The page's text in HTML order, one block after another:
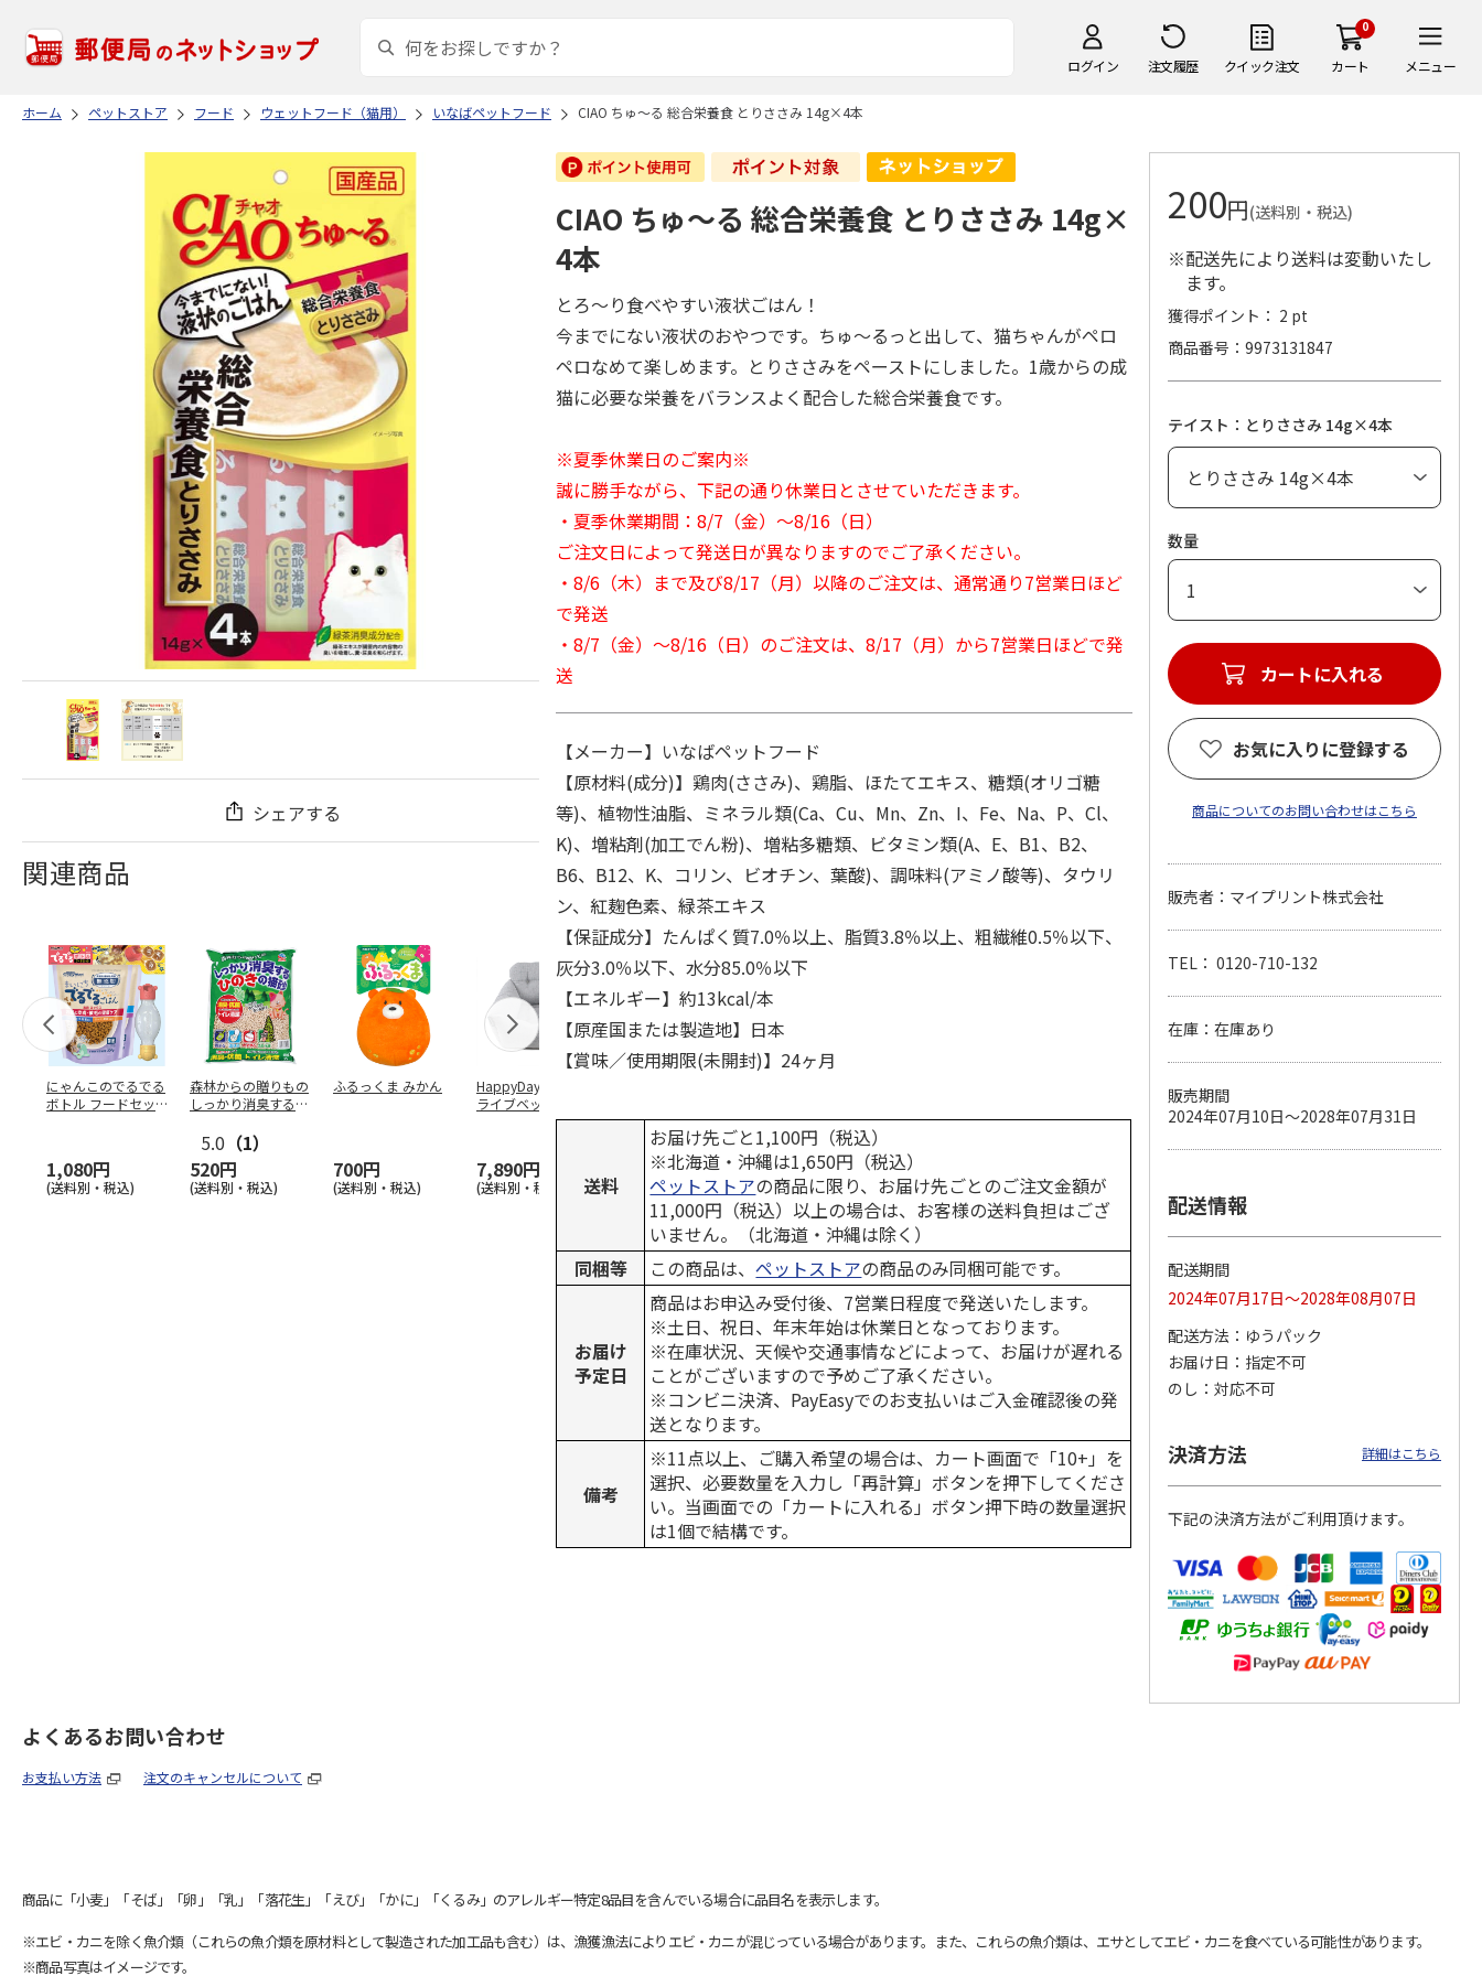
ログイン 注文履歴 クイック注文
0
カート メニュー
ホーム ペットストア フード ウェットフード（猫用） いなばペットフード CIAO ちゅ～る 総合栄養食 とりささみ 14g×4本
シェアする
関連商品
にゃんこのでるでる
ボトル フードセッ
1,080円
(送料別・税込)
森林からの贈りもの
しっかり消臭するひ
5.0 （1）
520円
(送料別・税込)
ふるっくま みかん
700円
(送料別・税込)
HappyDays 2wayド
ライブベッド グレ
7,890円
(送料別・税込)
イレ ナチュラルグ
1,550円
(送料別・税込)
ンド 4L
1,320円
(送料別・税込)
ぐるぐるボーン型 S
470円
(送料別・税込)
こ用 まぐろ・かつ
(送料別・税込)
ペット線香 虹のか
なた フルーティフ
ローラルの香り
えBOX とりささ
CIAO ちゅ～る 総合栄養食 とりささみ 14g×
4本
とろ～り食べやすい液状ごはん！
今までにない液状のおやつです。ちゅ～るっと出して、猫ちゃんがペロ
ペロなめて楽しめます。とりささみをペーストにしました。1歳からの成
猫に必要な栄養をバランスよく配合した総合栄養食です。
※夏季休業日のご案内※
誠に勝手ながら、下記の通り休業日とさせていただきます。
・夏季休業期間：8/7（金）～8/16（日）
ご注文日によって発送日が異なりますのでご了承ください。
・8/6（木）まで及び8/17（月）以降のご注文は、通常通り7営業日ほど
で発送
・8/7（金）～8/16（日）のご注文は、8/17（月）から7営業日ほどで発
送
【メーカー】いなばペットフード
【原材料(成分)】鶏肉(ささみ)、鶏脂、ほたてエキス、糖類(オリゴ糖
等)、植物性油脂、ミネラル類(Ca、Cu、Mn、Zn、I、Fe、Na、P、Cl、
K)、増粘剤(加工でん粉)、増粘多糖類、ビタミン類(A、E、B1、B2、
B6、B12、K、コリン、ビオチン、葉酸)、調味料(アミノ酸等)、タウリ
ン、紅麹色素、緑茶エキス
【保証成分】たんぱく質7.0％以上、脂質3.8％以上、粗繊維0.5％以下、
灰分3.0％以下、水分85.0％以下
【エネルギー】約13kcal/本
【原産国または製造地】日本
【賞味／使用期限(未開封)】24ヶ月
送料
お届け先ごと1,100円（税込）
※北海道・沖縄は1,650円（税込）
ペットストアの商品に限り、お届け先ごとのご注文金額が
11,000円（税込）以上の場合は、お客様の送料負担はござ
いません。（北海道・沖縄は除く）
同梱等
この商品は、ペットストアの商品のみ同梱可能です。
お届け
予定日
商品はお申込み受付後、7営業日程度で発送いたします。
※土日、祝日、年末年始は休業日となっております。
※在庫状況、天候や交通事情などによって、お届けが遅れる
ことがございますので予めご了承ください。
※コンビニ決済、PayEasyでのお支払いはご入金確認後の発
送となります。
備考
※11点以上、ご購入希望の場合は、カート画面で「10+」を
選択、必要数量を入力し「再計算」ボタンを押下してくださ
い。当画面での「カートに入れる」ボタン押下時の数量選択
は1個で結構です。
200円(送料別・税込)
※配送先により送料は変動いたし
ます。
獲得ポイント： 2 pt
商品番号
9973131847
テイスト：とりささみ 14g×4本
数量
カートに入れる
お気に入りに登録する
商品についてのお問い合わせはこちら
販売者：マイプリント株式会社
TEL： 0120-710-132
在庫：在庫あり
販売期間
2024年07月10日～2028年07月31日
配送情報
配送期間
2024年07月17日～2028年08月07日
配送方法
ゆうパック
お届け日
指定不可
のし
対応不可
決済方法 詳細はこちら
下記の決済方法がご利用頂けます。
よくあるお問い合わせ
お支払い方法 注文のキャンセルについて
商品に「小麦」「そば」「卵」「乳」「落花生」「えび」「かに」「くるみ」のアレルギー特定8品目を含んでいる場合に品目名を表示します。
※エビ・カニを除く魚介類（これらの魚介類を原材料として製造された加工品も含む）は、漁獲漁法によりエビ・カニが混じっている場合があります。また、これらの魚介類は、エサとしてエビ・カニを食べている可能性があります。
※商品写真はイメージです。